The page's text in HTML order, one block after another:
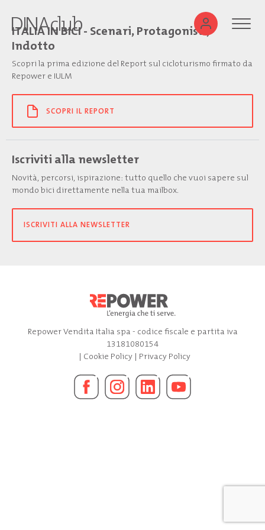
ITALIA IN BICI - Scenari, Protagonisti,
Indotto
Scopri la prima edizione del Report sul cicloturismo firmato da
Repower e IULM
SCOPRI IL REPORT
Iscriviti alla newsletter
Novità, percorsi, ispirazione: tutto quello che vuoi sapere sul
mondo bici direttamente nella tua mailbox.
ISCRIVITI ALLA NEWSLETTER
Repower Vendita Italia spa - codice fiscale e partita iva
13181080154
| Cookie Policy| Privacy Policy